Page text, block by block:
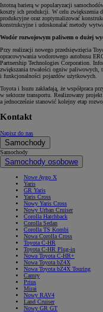
Istotną barierą w popularyzacji
koszty ich produkcji. W celu zwiększenia
produkcyjne oraz zoptymalizować
konstrukcyjne i udoskonalać metody
Wodór rozwojowym paliwem o dużej
Przy realizacji nowego przedsięwzięcia
opracowywania wodorowego autobusu
Partnership Technologies Corporation.
zwiększania trwałości ogniw paliwowych,
i funkcjonalności pojazdów użytkowych.
Toyota i Isuzu zakładają, że współpraca
w sektorze transportu. Realizowany
a jednocześnie stanowić kolejny etap
Kontakt
Napisz do nas
Samochody
Samochody
Samochody osobowe
Nowe Aygo X
Yaris
GR Yaris
Yaris Cross
Nowy Yaris Cross
Nowy Urban Cruiser
Corolla Hatchback
Corolla Sedan
Corolla TS Kombi
Nowa Corolla Cross
Toyota C-HR
Toyota C-HR Plug-in
Nowa Toyota C-HR+
Nowa Toyota bZ4X
Nowa Toyota bZ4X Touring
Camry
Prius
Mirai
Nowy RAV4
Land Cruiser
Nowy GR GT